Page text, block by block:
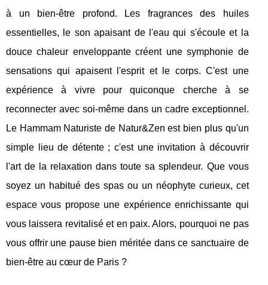
à un bien-être profond. Les fragrances des huiles
essentielles, le son apaisant de l'eau qui s'écoule et la
douce chaleur enveloppante créent une symphonie de
sensations qui apaisent l'esprit et le corps. C'est une
expérience à vivre pour quiconque cherche à se
reconnecter avec soi-même dans un cadre exceptionnel.
Le Hammam Naturiste de Natur&Zen est bien plus qu'un
simple lieu de détente ; c'est une invitation à découvrir
l'art de la relaxation dans toute sa splendeur. Que vous
soyez un habitué des spas ou un néophyte curieux, cet
espace vous propose une expérience enrichissante qui
vous laissera revitalisé et en paix. Alors, pourquoi ne pas
vous offrir une pause bien méritée dans ce sanctuaire de
bien-être au cœur de Paris ?